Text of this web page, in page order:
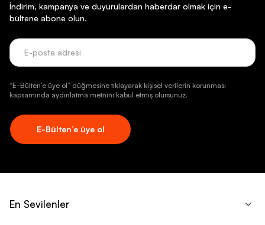
İndirim, kampanya ve duyurulardan haberdar olmak için e-
bültene abone olun.
“E-Bülten’e üye ol” düğmesine tıklayarak kişisel verilerin korunması
kapsamında aydınlatma metnini kabul etmiş olursunuz.
E-Bülten’e üye ol
En Sevilenler